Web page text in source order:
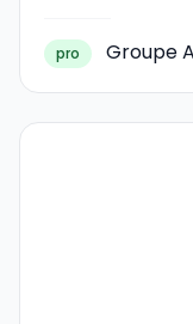
pro Groupe